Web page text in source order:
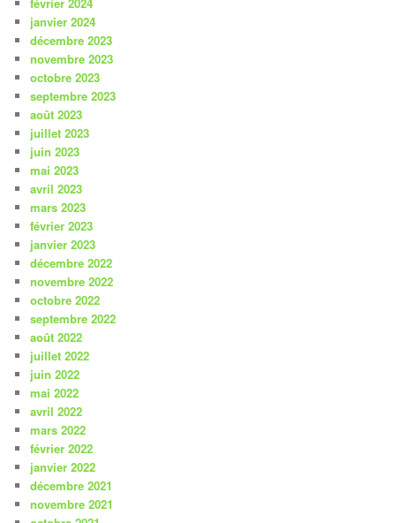
février 2024
janvier 2024
décembre 2023
novembre 2023
octobre 2023
septembre 2023
août 2023
juillet 2023
juin 2023
mai 2023
avril 2023
mars 2023
février 2023
janvier 2023
décembre 2022
novembre 2022
octobre 2022
septembre 2022
août 2022
juillet 2022
juin 2022
mai 2022
avril 2022
mars 2022
février 2022
janvier 2022
décembre 2021
novembre 2021